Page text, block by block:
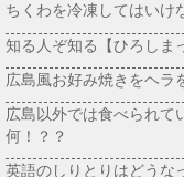
ちくわを冷凍してはいけ
知る人ぞ知る【ひろしま
広島風お好み焼きをヘラ
広島以外では食べられて
何！？？
英語のしりとりはどうな